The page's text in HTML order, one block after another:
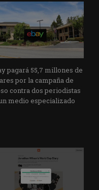
pagará 55,7 millones de
por la campaña de
contra dos periodistas
medio especializado